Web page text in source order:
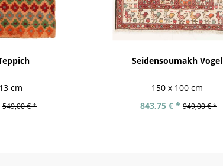
cm
549,00 € *
Seidensoumakh Vogel
150 x 100 cm
843,75 € * 949,00 € *